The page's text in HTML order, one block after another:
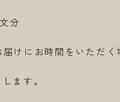
分
けにお時間をいただく
ます。